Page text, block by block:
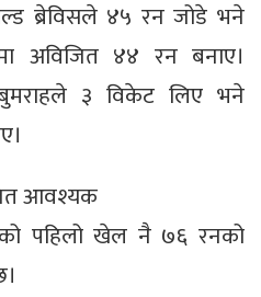
ब्रेविसले ४५ रन जोडे भने
अविजित ४४ रन बनाए।
३ विकेट लिए भने
आवश्यक
पहिलो खेल नै ७६ रनको